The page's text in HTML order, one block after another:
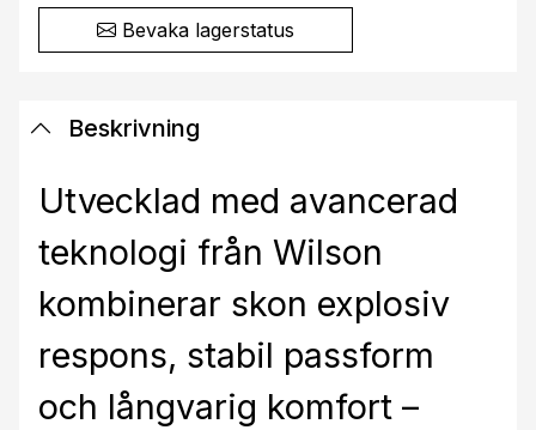
Bevaka lagerstatus
Beskrivning
Utvecklad med avancerad
teknologi från Wilson
kombinerar skon explosiv
respons, stabil passform
och långvarig komfort –